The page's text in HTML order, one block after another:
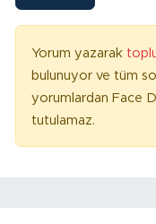
Yorum yazarak
bulunuyor ve tüm
yorumlardan Face
tutulamaz.